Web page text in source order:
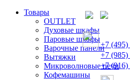
Товары
OUTLET
Духовые шкафы
Паровые шкафы
Варочные панели
Вытяжки
Микроволновые печи
Кофемашины
+7
+7
+7